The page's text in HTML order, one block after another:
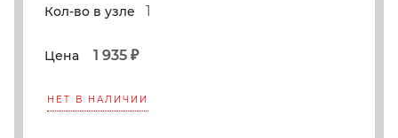
Кол-во в узле 1
Цена 1 935 ₽
НЕТ В НАЛИЧИИ